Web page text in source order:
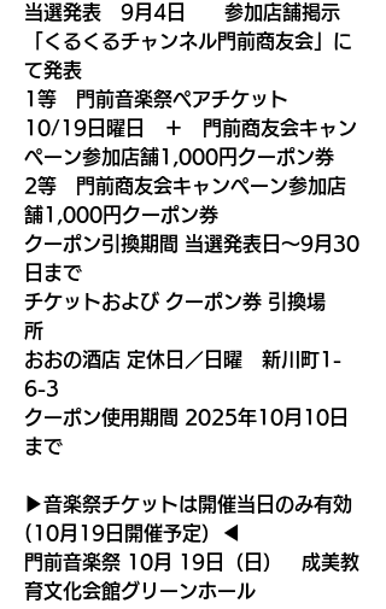
当選発表　9月4日
参加店舗掲示
「くるくるチャンネル門前商友会」に
て発表
1等　門前音楽祭ペアチケット
10/19日曜日
＋　門前商友会キャン
ペーン参加店舗1,000円クーポン券
2等　門前商友会キャンペーン参加店
舗1,000円クーポン券
クーポン引換期間 当選発表日～9月30
日まで
チケットおよび クーポン券 引換場
所
おおの酒店 定休日／日曜　新川町1-
6-3
クーポン使用期間 2025年10月10日
まで
▶音楽祭チケットは開催当日のみ有効
(10月19日開催予定）◀
門前音楽祭 10月 19日（日）　成美教
育文化会館グリーンホール